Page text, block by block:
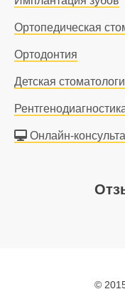
Ортопедическая
Ортодонтия
Детская
Онлайн-
©